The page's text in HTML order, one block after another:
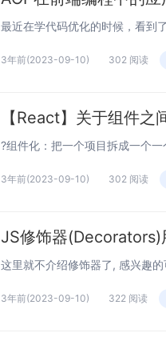
3年前(2023-09-10) 302 阅读
【React】关于组件之
3年前(2023-09-10) 302 阅读
JS修饰器(Decorators)
3年前(2023-09-10) 322 阅读